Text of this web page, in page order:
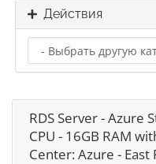
Действия
RDS Server - Azure
CPU - 16GB RAM
Center: Azure -